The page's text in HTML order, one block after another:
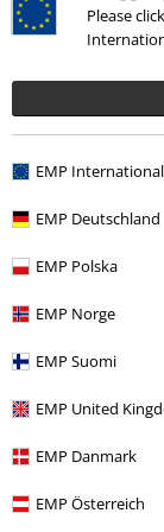
Please
EMP International
EMP Deutschland
EMP Polska
EMP Norge
EMP Suomi
EMP United
EMP Danmark
EMP Österreich
Band Merch Top
Band Merch Genre
Band Merch
Udsalg % Medier
Nyhedsbrev
info
jegaccepterer, at